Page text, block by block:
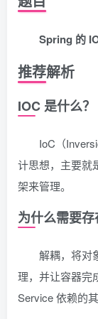
Spring 的
推荐解析
IOC 是什么？
IoC（
计思想，主要就
架来管理。
为什么需要存
解耦，将对
理，并让容器完
Service 依赖的